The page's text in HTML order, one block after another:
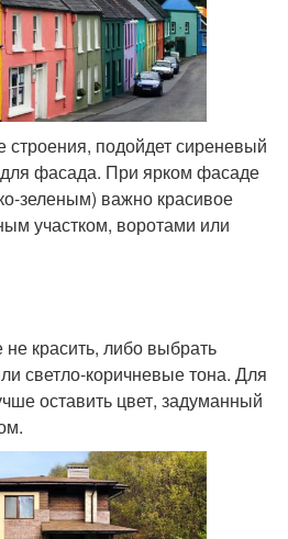
подойдет сиреневый
фасада. При ярком фасаде
зеленым) важно красивое
участком, воротами или
красить, либо выбрать
светло-коричневые тона. Для
оставить цвет, задуманный